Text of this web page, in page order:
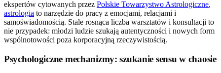
ekspertów cytowanych przez Polskie Towarzystwo Astrologiczne,
astrologia to narzędzie do pracy z emocjami, relacjami i
samoświadomością. Stale rosnąca liczba warsztatów i konsultacji to
nie przypadek: młodzi ludzie szukają autentyczności i nowych form
wspólnotowości poza korporacyjną rzeczywistością.
Psychologiczne mechanizmy: szukanie sensu w chaosie